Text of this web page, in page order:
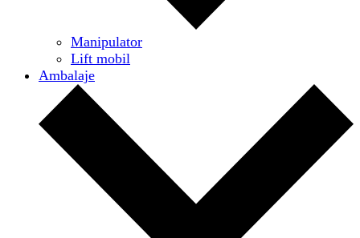
Manipulator
Lift mobil
Ambalaje